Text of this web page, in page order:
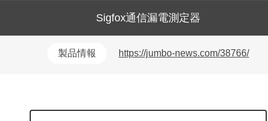
Sigfox通信漏電測定器
製品情報 https://jumbo-news.com/38766/